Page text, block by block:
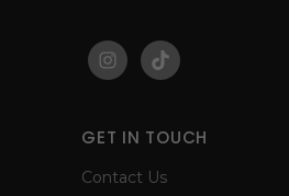
GET IN TOUCH
Contact Us